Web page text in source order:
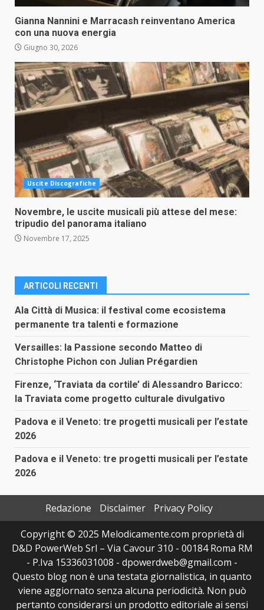
Gianna Nannini e Marracash reinventano America
con una nuova energia
Giugno 30, 2026
Uscite Discografiche
Novembre, le uscite musicali più attese del mese:
tripudio del panorama italiano
Novembre 17, 2025
ARTICOLI RECENTI
Ala Città di Musica: il festival come ecosistema
permanente tra talenti e formazione
Versailles: la Passione secondo Matteo di
Christophe Pichon con Julian Prégardien
Firenze, ‘Traviata da cortile’ di Alessandro Baricco:
la Traviata come progetto culturale divulgativo
Padova e il Veneto: tre progetti musicali per l’estate
2026
Padova e il Veneto: tre progetti musicali per l’estate
2026
Redazione Disclaimer
Privacy Policy
Copyright © 2025 Melodicamente.com proprietà di
D&D PowerWeb Srl – Via Cavour 310 - 00184 Roma RM
- P.Iva 15336031008 - dpowerdweb@gmail.com -
Questo blog non è una testata giornalistica, in quanto
viene aggiornato senza alcuna periodicità. Non può
pertanto considerarsi un prodotto editoriale ai sensi